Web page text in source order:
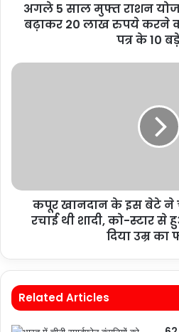
अगले 5 साल मुफ्त राशन
बढ़ाकर 20 लाख रुपये करने
पत्र के 10
कपूर खानदान के इस बेटे ने
रचाई थी शादी, को-स्टार से
दिया उम्र का
Related Articles